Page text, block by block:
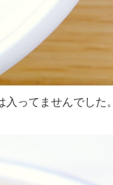
ってませんでした。